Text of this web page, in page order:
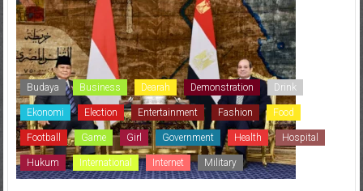
Budaya Business Dearah Demonstration Drink
Ekonomi Election Entertainment Fashion Food
Football Game Girl Government Health Hospital
Hukum International Internet Military